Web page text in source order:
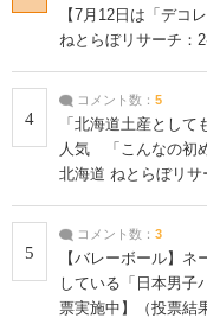
【7月12日は「デコ
ねとらぼリサーチ：
4
コメント数： 5
「北海道土産として
人気 「こんなの初
北海道 ねとらぼリサ
5
コメント数： 3
【バレーボール】
している「日本男子
票実施中】（投票結